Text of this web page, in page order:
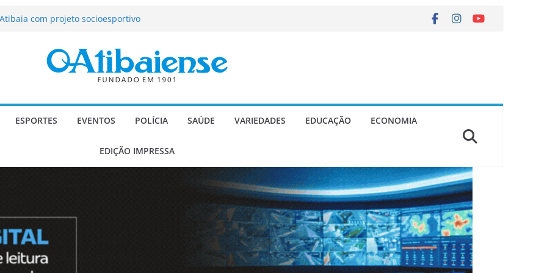
de Atibaia tem 1.600 vagas
passa a contar com novo reforço
e Morango abre programação
a deputado estadual é
ESPORTES EVENTOS POLÍCIA SAÚDE VARIEDADES EDUCAÇÃO ECONOMIA
EDIÇÃO IMPRESSA